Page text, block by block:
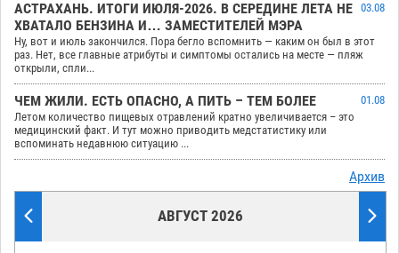
АСТРАХАНЬ. ИТОГИ ИЮЛЯ-2026. В СЕРЕДИНЕ ЛЕТА НЕ
ХВАТАЛО БЕНЗИНА И… ЗАМЕСТИТЕЛЕЙ МЭРА
03.08
Ну, вот и июль закончился. Пора бегло вспомнить — каким он был в этот
раз. Нет, все главные атрибуты и симптомы остались на месте — пляж
открыли, спли...
ЧЕМ ЖИЛИ. ЕСТЬ ОПАСНО, А ПИТЬ – ТЕМ БОЛЕЕ
01.08
Летом количество пищевых отравлений кратно увеличивается – это
медицинский факт. И тут можно приводить медстатистику или
вспоминать недавнюю ситуацию ...
Архив
АВГУСТ 2026